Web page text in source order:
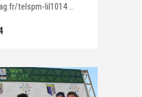
telspm-lil1014 ...